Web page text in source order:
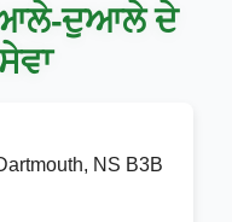
ਆਲੇ-ਦੁਆਲੇ ਦੇ
NS B3B